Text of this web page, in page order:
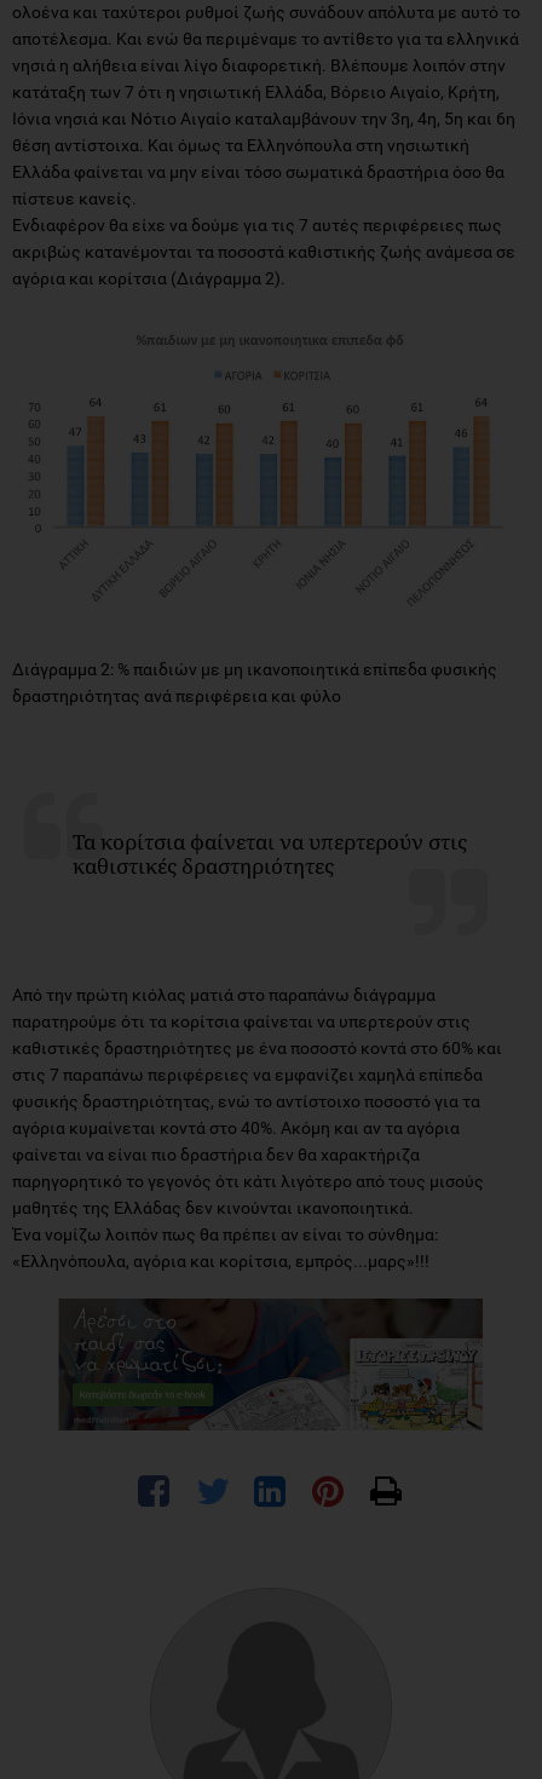
ολοένα και ταχύτεροι ρυθμοί ζωής συνάδουν απόλυτα με αυτό το
αποτέλεσμα. Και ενώ θα περιμέναμε το αντίθετο για τα ελληνικά
νησιά η αλήθεια είναι λίγο διαφορετική. Βλέπουμε λοιπόν στην
κατάταξη των 7 ότι η νησιωτική Ελλάδα, Βόρειο Αιγαίο, Κρήτη,
Ιόνια νησιά και Νότιο Αιγαίο καταλαμβάνουν την 3η, 4η, 5η και 6η
θέση αντίστοιχα. Και όμως τα Ελληνόπουλα στη νησιωτική
Ελλάδα φαίνεται να μην είναι τόσο σωματικά δραστήρια όσο θα
πίστευε κανείς.
Ενδιαφέρον θα είχε να δούμε για τις 7 αυτές περιφέρειες πως
ακριβώς κατανέμονται τα ποσοστά καθιστικής ζωής ανάμεσα σε
αγόρια και κορίτσια (Διάγραμμα 2).
Διάγραμμα 2: % παιδιών με μη ικανοποιητικά επίπεδα φυσικής
δραστηριότητας ανά περιφέρεια και φύλο
Τα κορίτσια φαίνεται να υπερτερούν στις
καθιστικές δραστηριότητες
Από την πρώτη κιόλας ματιά στο παραπάνω διάγραμμα
παρατηρούμε ότι τα κορίτσια φαίνεται να υπερτερούν στις
καθιστικές δραστηριότητες με ένα ποσοστό κοντά στο 60% και
στις 7 παραπάνω περιφέρειες να εμφανίζει χαμηλά επίπεδα
φυσικής δραστηριότητας, ενώ το αντίστοιχο ποσοστό για τα
αγόρια κυμαίνεται κοντά στο 40%. Ακόμη και αν τα αγόρια
φαίνεται να είναι πιο δραστήρια δεν θα χαρακτήριζα
παρηγορητικό το γεγονός ότι κάτι λιγότερο από τους μισούς
μαθητές της Ελλάδας δεν κινούνται ικανοποιητικά.
Ένα νομίζω λοιπόν πως θα πρέπει αν είναι το σύνθημα:
«Ελληνόπουλα, αγόρια και κορίτσια, εμπρός...μαρς»!!!